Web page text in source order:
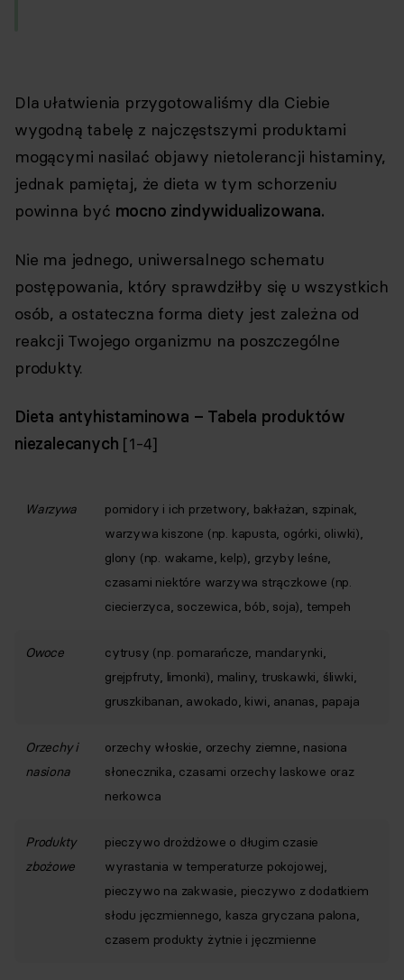
Dla ułatwienia przygotowaliśmy dla Ciebie
wygodną tabelę z najczęstszymi produktami
mogącymi nasilać objawy nietolerancji histaminy,
jednak pamiętaj, że dieta w tym schorzeniu
powinna być mocno zindywidualizowana.
Nie ma jednego, uniwersalnego schematu
postępowania, który sprawdziłby się u wszystkich
osób, a ostateczna forma diety jest zależna od
reakcji Twojego organizmu na poszczególne
produkty.
Dieta antyhistaminowa – Tabela produktów
niezalecanych [1-4]
Warzywa
pomidory i ich przetwory, bakłażan, szpinak,
warzywa kiszone (np. kapusta, ogórki, oliwki),
glony (np. wakame, kelp), grzyby leśne,
czasami niektóre warzywa strączkowe (np.
ciecierzyca, soczewica, bób, soja), tempeh
Owoce
cytrusy (np. pomarańcze, mandarynki,
grejpfruty, limonki), maliny, truskawki, śliwki,
gruszkibanan, awokado, kiwi, ananas, papaja
Orzechy i
nasiona
orzechy włoskie, orzechy ziemne, nasiona
słonecznika, czasami orzechy laskowe oraz
nerkowca
Produkty
zbożowe
pieczywo drożdżowe o długim czasie
wyrastania w temperaturze pokojowej,
pieczywo na zakwasie, pieczywo z dodatkiem
słodu jęczmiennego, kasza gryczana palona,
czasem produkty żytnie i jęczmienne